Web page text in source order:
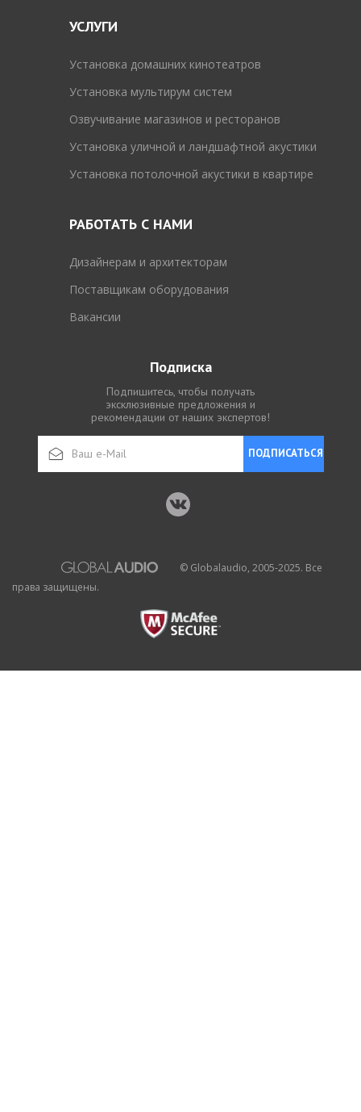
УСЛУГИ
Установка домашних кинотеатров
Установка мультирум систем
Озвучивание магазинов и ресторанов
Установка уличной и ландшафтной акустики
Установка потолочной акустики в квартире
РАБОТАТЬ С НАМИ
Дизайнерам и архитекторам
Поставщикам оборудования
Вакансии
Подписка
Подпишитесь, чтобы получать
эксклюзивные предложения и
рекомендации от наших экспертов!
ПОДПИСАТЬСЯ
© Globalaudio, 2005-2025. Все
права защищены.